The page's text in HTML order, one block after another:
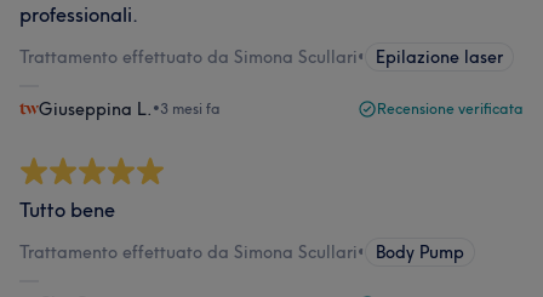
professionali.
Trattamento effettuato da Simona Scullari• Epilazione laser
Giuseppina L. •3 mesi fa Recensione verificata
Tutto bene
Trattamento effettuato da Simona Scullari• Body Pump